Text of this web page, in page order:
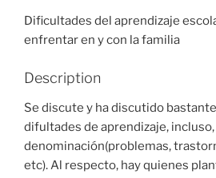
Dificultades del aprendizaje
enfrentar en y con la familia
Description
Se discute y ha discutido
difultades de aprendizaje, incluso,
denominación(problemas,
etc). Al respecto, hay quienes